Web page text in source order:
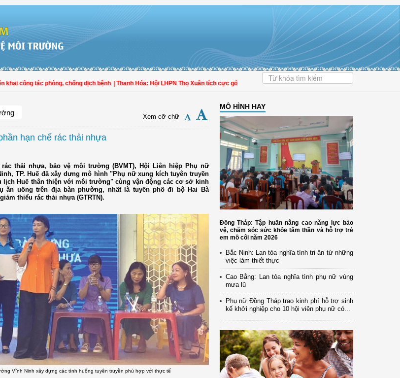
công tác phòng, chống dịch bệnh | Thanh Hóa: Hội LHPN Thọ Xuân tích cực góp phần nâng cao tỷ lệ người dân tham gia bảo hiểm y tế
Xem cỡ chữ
hạn chế rác thải nhựa
thải nhựa, bảo vệ môi trường (BVMT), Hội Liên hiệp Phụ nữ
TP. Huế đã xây dưng mô hình "Phụ nữ xung kích tuyên truyền
lịch Huế thân thiện với môi trường" cùng vận động các cơ sở kinh
ăn uống trên địa bàn phường, nhất là tuyến phố đi bộ Hai Bà
thiểu rác thải nhựa (GTRTN).
Vĩnh Ninh xây dựng các tình huống tuyên truyền phù hợp với thực tế
MÔ HÌNH HAY
Đồng Tháp: Tập huấn nâng cao năng lực bảo
vệ, chăm sóc sức khỏe tâm thần và hỗ trợ trẻ
em mồ côi năm 2026
Bắc Ninh: Lan tỏa nghĩa tình tri ân từ những
việc làm thiết thực
Cao Bằng: Lan tỏa nghĩa tình phụ nữ vùng
mưa lũ
Phụ nữ Đồng Tháp trao kinh phí hỗ trợ sinh
kế khởi nghiệp cho 10 hội viên phụ nữ có...